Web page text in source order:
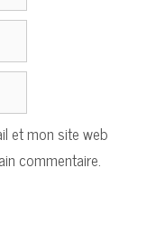
et mon site web
commentaire.